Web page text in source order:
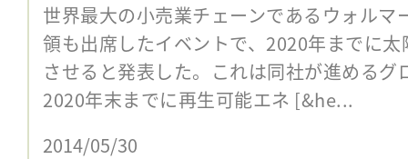
世界最大の小売業チェーンであるウォルマ
領も出席したイベントで、2020年までに
させると発表した。これは同社が進めるグ
2020年末までに再生可能エネ [&he...
2014/05/30